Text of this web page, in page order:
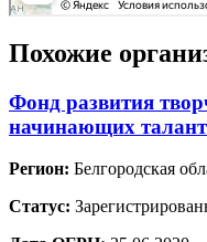
Похожие
Фонд развития
начинающих
Регион: Белгородская
Статус: